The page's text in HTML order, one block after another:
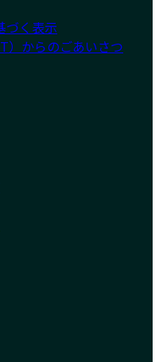
づく表示
）からのごあいさつ